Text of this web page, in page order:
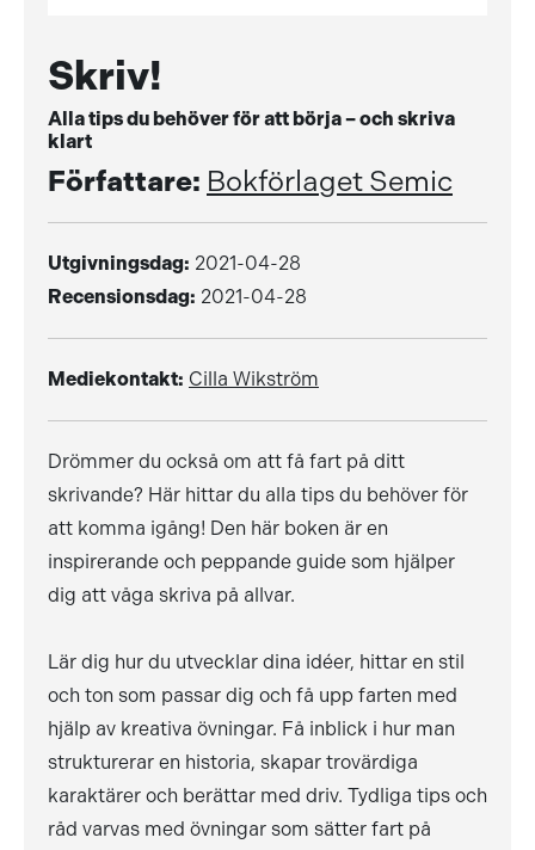
Skriv!
Alla tips du behöver för att börja – och skriva
klart
Författare: Bokförlaget Semic
Utgivningsdag: 2021-04-28
Recensionsdag: 2021-04-28
Mediekontakt: Cilla Wikström
Drömmer du också om att få fart på ditt
skrivande? Här hittar du alla tips du behöver för
att komma igång! Den här boken är en
inspirerande och peppande guide som hjälper
dig att våga skriva på allvar.
Lär dig hur du utvecklar dina idéer, hittar en stil
och ton som passar dig och få upp farten med
hjälp av kreativa övningar. Få inblick i hur man
strukturerar en historia, skapar trovärdiga
karaktärer och berättar med driv. Tydliga tips och
råd varvas med övningar som sätter fart på